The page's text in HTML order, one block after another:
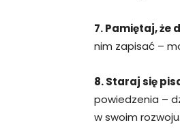
7. Pamiętaj, że
nim zapisać –
8. Staraj się
powiedzenia –
w swoim rozwoju.